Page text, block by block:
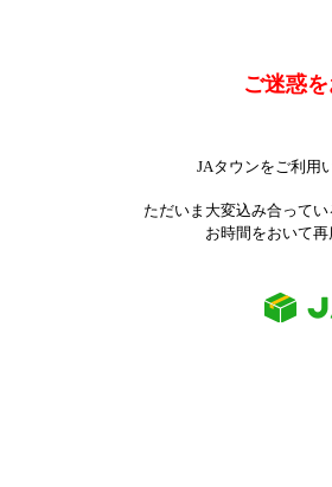
ご迷惑
JAタウンをご利用
ただいま大変込み合って
お時間をおいて